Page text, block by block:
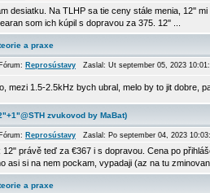
desiatku. Na TLHP sa tie ceny stále menia, 12''
som ich kúpil s dopravou za 375. 12'' ...
a praxe
Fórum: Reprosústavy Zaslal: Ut september 05, 2023
mezi 1.5-2.5kHz bych ubral, melo by to jit dobre,
zvukovod by MaBat)
Fórum: Reprosústavy Zaslal: Po september 04, 2023
12" právě teď za €367 i s dopravou. Cena po
asi si na nem pockam, vypadaji (az na tu
a praxe